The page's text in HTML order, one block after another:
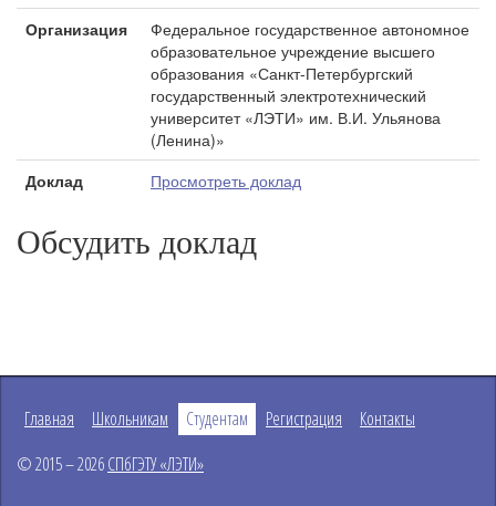
Организация
Федеральное государственное автономное
образовательное учреждение высшего
образования «Санкт-Петербургский
государственный электротехнический
университет «ЛЭТИ» им. В.И. Ульянова
(Ленина)»
Доклад
Просмотреть доклад
Обсудить доклад
Главная Школьникам Студентам Регистрация
Контакты
© 2015 – 2026СПбГЭТУ «ЛЭТИ»